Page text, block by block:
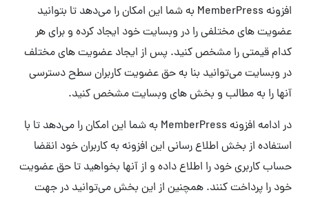
افزونه MemberPress به شما این امکان را می‌دهد تا بتوانید
عضویت های مختلفی را در وبسایت خود ایجاد کرده و برای هر
کدام قیمتی را مشخص کنید. پس از ایجاد عضویت های مختلف
در وبسایت می‌توانید بنا به حق عضویت کاربران سطح دسترسی
آنها را به مطالب و بخش های وبسایت مشخص کنید.
در ادامه افزونه MemberPress به شما این امکان را می‌دهد تا با
استفاده از بخش اطلاع رسانی این افزونه به کاربران خود انقضا
حساب کاربری خود را اطلاع داده و از آنها بخواهید تا حق عضویت
خود را پرداخت کنند. همچنین از این بخش می‌توانید در جهت